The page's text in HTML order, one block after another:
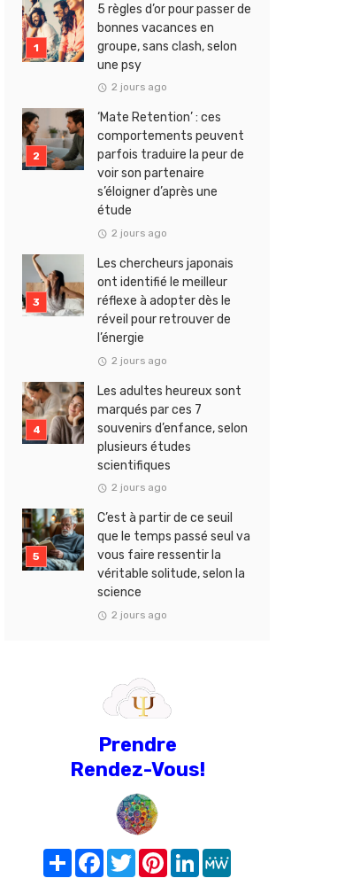
5 règles d’or pour passer de
bonnes vacances en
groupe, sans clash, selon
une psy
2 jours ago
‘Mate Retention’ : ces
comportements peuvent
parfois traduire la peur de
voir son partenaire
s’éloigner d’après une
étude
2 jours ago
Les chercheurs japonais
ont identifié le meilleur
réflexe à adopter dès le
réveil pour retrouver de
l’énergie
2 jours ago
Les adultes heureux sont
marqués par ces 7
souvenirs d’enfance, selon
plusieurs études
scientifiques
2 jours ago
C’est à partir de ce seuil
que le temps passé seul va
vous faire ressentir la
véritable solitude, selon la
science
2 jours ago
Prendre
Rendez-Vous!
Share FacebookTwitterPinterest
LinkedIn